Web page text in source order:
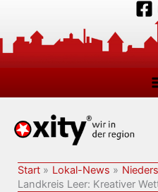
springen
Start Lokal-News
Landkreis Leer: Kreativer